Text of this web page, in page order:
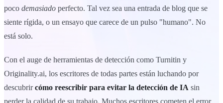
poco demasiado perfecto. Tal vez sea una entrada de blog que se
siente rígida, o un ensayo que carece de un pulso "humano". No
está solo.
Con el auge de herramientas de detección como Turnitin y
Originality.ai, los escritores de todas partes están luchando por
descubrircómo reescribir para evitar la detección de IA sin
perder la calidad de su trabajo. Muchos escritores cometen el error